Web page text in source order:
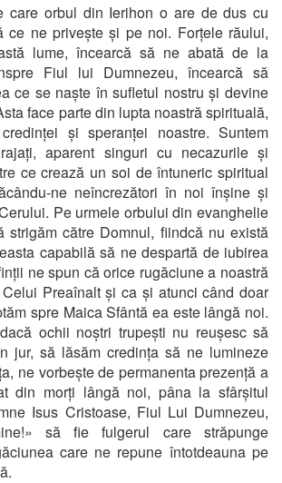
care orbul din Ierihon o are de dus cu
ce ne privește și pe noi. Forțele răului,
lume, încearcă să ne abată de la
Fiul lui Dumnezeu, încearcă să
ce se naște în sufletul nostru și devine
face parte din lupta noastră spirituală,
și speranței noastre. Suntem
aparent singuri cu necazurile și
ce crează un soi de întuneric spiritual
ne neîncrezători în noi înșine și
Pe urmele orbului din evanghelie
strigăm către Domnul, fiindcă nu există
capabilă să ne despartă de iubirea
ne spun că orice rugăciune a noastră
Preaînalt și ca și atunci când doar
spre Maica Sfântă ea este lângă noi.
ochii noștri trupești nu reușesc să
jur, să lăsăm credința să ne lumineze
ne vorbește de permanenta prezență a
din morți lângă noi, pâna la sfârșitul
Isus Cristoase, Fiul Lui Dumnezeu,
să fie fulgerul care străpunge
care ne repune întotdeauna pe